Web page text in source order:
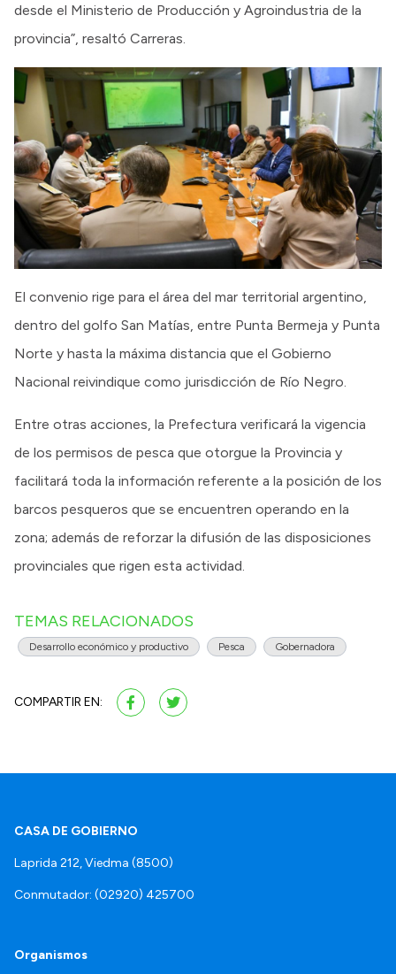
desde el Ministerio de Producción y Agroindustria de la
provincia”, resaltó Carreras.
El convenio rige para el área del mar territorial argentino,
dentro del golfo San Matías, entre Punta Bermeja y Punta
Norte y hasta la máxima distancia que el Gobierno
Nacional reivindique como jurisdicción de Río Negro.
Entre otras acciones, la Prefectura verificará la vigencia
de los permisos de pesca que otorgue la Provincia y
facilitará toda la información referente a la posición de los
barcos pesqueros que se encuentren operando en la
zona; además de reforzar la difusión de las disposiciones
provinciales que rigen esta actividad.
TEMAS RELACIONADOS
Desarrollo económico y productivo Pesca Gobernadora
COMPARTIR EN:
CASA DE GOBIERNO
Laprida 212, Viedma (8500)
Conmutador: (02920) 425700
Organismos